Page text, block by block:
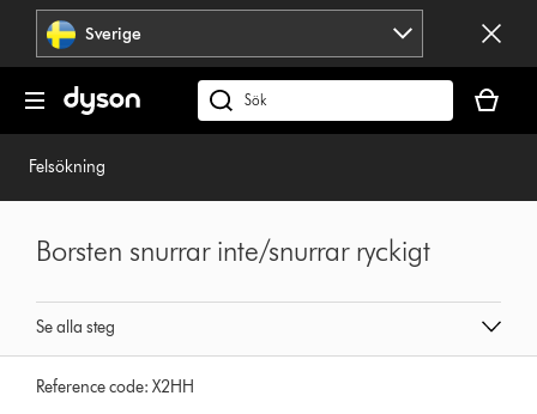
Hoppa
navigering
Sverige
Sök
på
är
tom
Felsökning
Se alla steg
Borsten snurrar inte/snurrar ryckigt
Reference code:X2HH